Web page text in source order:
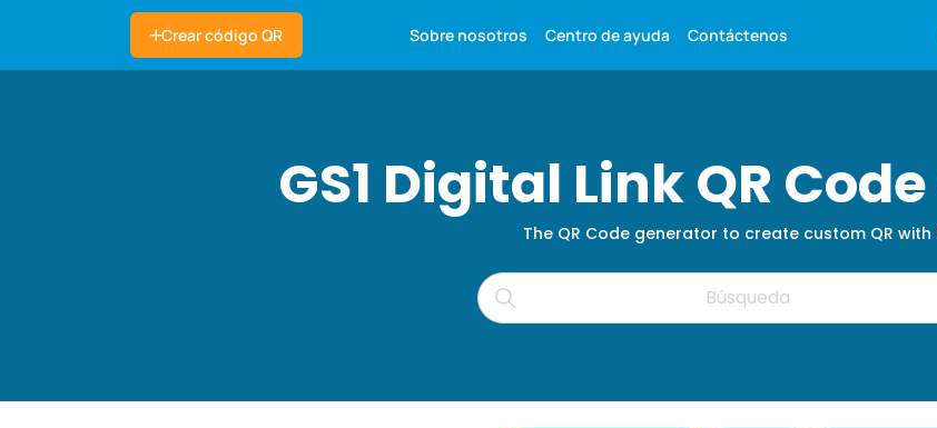
Crear código QR Sobre nosotros Centro de ayuda Contáctenos
GS1 Digital Link QR
The QR Code generator to create custom QR